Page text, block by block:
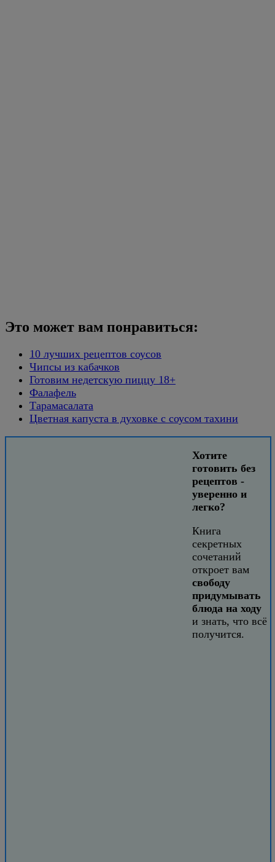
Это может вам понравиться:
10 лучших рецептов соусов
Чипсы из кабачков
Готовим недетскую пиццу 18+
Фалафель
Тарамасалата
Цветная капуста в духовке с соусом тахини
Хотите
готовить без
рецептов -
уверенно и
легко?
Книга
секретных
сочетаний
откроет вам
свободу
придумывать
блюда на ходу
и знать, что всё
получится.